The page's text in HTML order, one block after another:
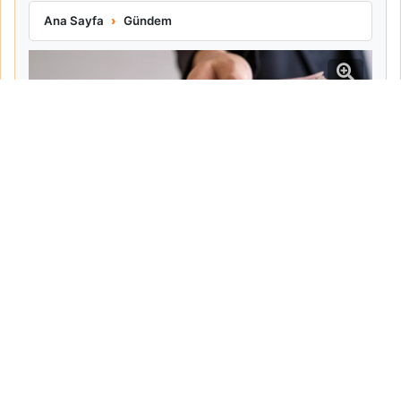
Ana Sayfa Gündem
Ziraat Ve Akbank Emekli Promosyonlarını Güncelledi